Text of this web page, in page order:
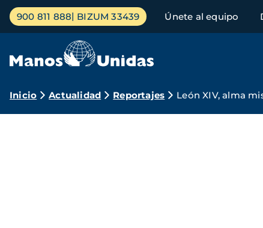
Pasar
contenido
Menú
principal
900 811 888 BIZUM 33439 Únete al equipo
Ruta
Inicio Actualidad Reportajes León XIV, alma